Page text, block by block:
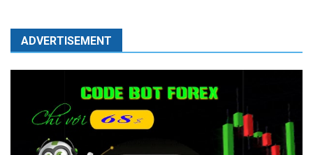
ADVERTISEMENT